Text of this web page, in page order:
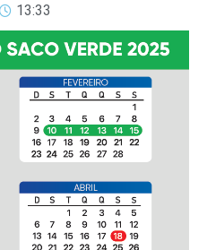
13:33